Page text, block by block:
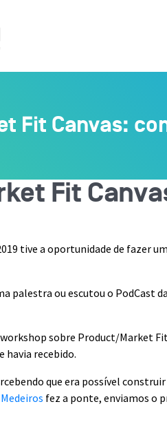
Fit Canvas:
Fit
tive a oportunidade de fazer
palestra ou escutou o
sobre Product/Market
havia recebido.
que era possível
fez a ponte, enviamos o